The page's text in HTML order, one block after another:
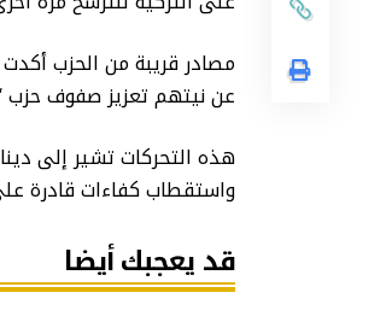
مصادر قريبة من الحزب أكدت
عن نيتهم تعزيز صفوف حزب
هذه التحركات تشير إلى
واستقطاب كفاءات قادرة
قد يعجبك أيضا